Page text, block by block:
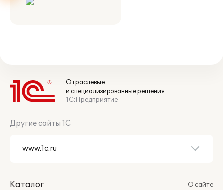
Отраслевые
и специализированные решения
1С:Предприятие
Другие сайты 1С
Каталог
О сайте